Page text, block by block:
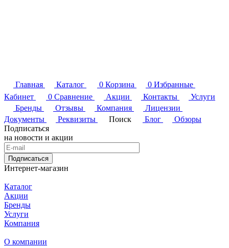
Главная Каталог 0 Корзина 0 Избранные
Кабинет
0 Сравнение Акции Контакты
Услуги
Бренды
Отзывы Компания
Лицензии
Документы
Реквизиты Поиск Блог
Обзоры
Подписаться
на новости и акции
Подписаться
Интернет-магазин
Каталог
Акции
Бренды
Услуги
Компания
О компании